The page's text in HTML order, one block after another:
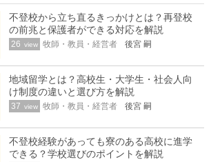
不登校から立ち直るきっかけとは？再登校
の前兆と保護者ができる対応を解説
26 view 牧師・教員・経営者 後宮 嗣
地域留学とは？高校生・大学生・社会人向
け制度の違いと選び方を解説
37 view 牧師・教員・経営者 後宮 嗣
不登校経験があっても寮のある高校に進学
できる？学校選びのポイントを解説